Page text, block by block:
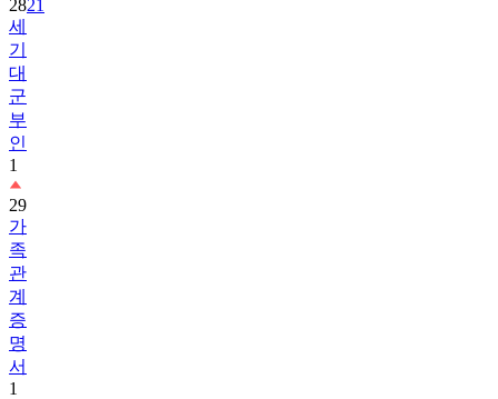
2821
세
기
대
군
부
인
1
29
가
족
관
계
증
명
서
1